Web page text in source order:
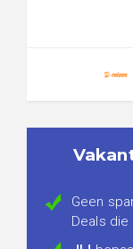
Geen
Deals die